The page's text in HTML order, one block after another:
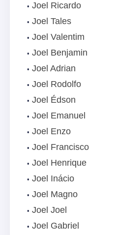
Joel Ricardo
Joel Tales
Joel Valentim
Joel Benjamin
Joel Adrian
Joel Rodolfo
Joel Édson
Joel Emanuel
Joel Enzo
Joel Francisco
Joel Henrique
Joel Inácio
Joel Magno
Joel Joel
Joel Gabriel